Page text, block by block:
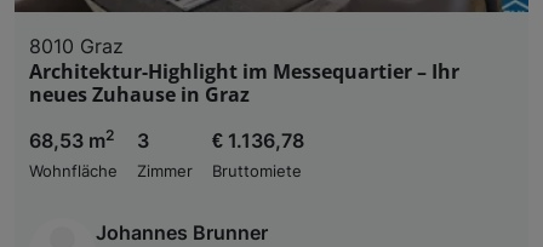
8010 Graz
Architektur-Highlight im Messequartier – Ihr
neues Zuhause in Graz
68,53 m2
Wohnfläche
3
Zimmer
€ 1.136,78
Bruttomiete
Johannes Brunner